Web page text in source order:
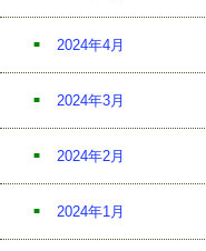
2024年4月
2024年3月
2024年2月
2024年1月